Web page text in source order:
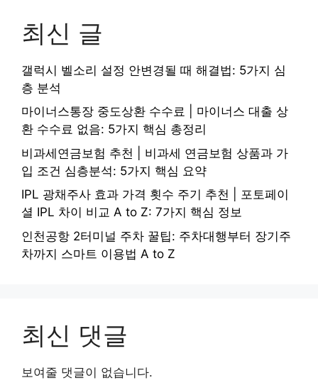
최신 글
갤럭시 벨소리 설정 안변경될 때 해결법: 5가지 심
층 분석
마이너스통장 중도상환 수수료 | 마이너스 대출 상
환 수수료 없음: 5가지 핵심 총정리
비과세연금보험 추천 | 비과세 연금보험 상품과 가
입 조건 심층분석: 5가지 핵심 요약
IPL 광채주사 효과 가격 횟수 주기 추천 | 포토페이
셜 IPL 차이 비교 A to Z: 7가지 핵심 정보
인천공항 2터미널 주차 꿀팁: 주차대행부터 장기주
차까지 스마트 이용법 A to Z
최신 댓글
보여줄 댓글이 없습니다.